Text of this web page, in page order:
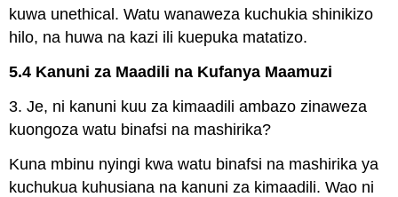
kuwa unethical. Watu wanaweza kuchukia shinikizo
hilo, na huwa na kazi ili kuepuka matatizo.
5.4 Kanuni za Maadili na Kufanya Maamuzi
3. Je, ni kanuni kuu za kimaadili ambazo zinaweza
kuongoza watu binafsi na mashirika?
Kuna mbinu nyingi kwa watu binafsi na mashirika ya
kuchukua kuhusiana na kanuni za kimaadili. Wao ni